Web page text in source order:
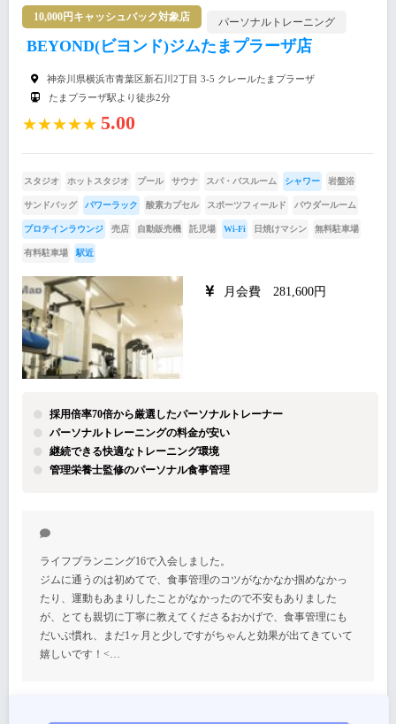
10,000円キャッシュバック対象店 パーソナルトレーニング
BEYOND(ビヨンド)ジムたまプラーザ店
神奈川県横浜市⻘葉区新石川2丁目 3-5 クレールたまプラーザ
たまプラーザ駅より徒歩2分
★★★★★ 5.00
スタジオ ホットスタジオ プール サウナ スパ・バスルーム シャワー 岩盤浴
サンドバッグ パワーラック 酸素カプセル スポーツフィールド パウダールーム
プロテインラウンジ 売店 自動販売機 託児場 Wi-Fi 日焼けマシン 無料駐車場
有料駐車場 駅近
月会費 281,600円
採用倍率70倍から厳選したパーソナルトレーナー
パーソナルトレーニングの料金が安い
継続できる快適なトレーニング環境
管理栄養士監修のパーソナル食事管理
ライフプランニング16で入会しました。
ジムに通うのは初めてで、食事管理のコツがなかなか掴めなかっ
たり、運動もあまりしたことがなかったので不安もありました
が、とても親切に丁寧に教えてくださるおかげで、食事管理にも
だいぶ慣れ、まだ1ヶ月と少しですがちゃんと効果が出てきていて
嬉しいです！<…